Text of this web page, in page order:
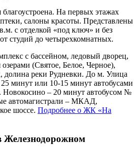
На первых этажах
салоны красоты. Представлены
с отделкой «под ключ» и без
студий до четырехкомнатных.
с бассейном, ледовый дворец,
(Святое, Белое, Черное),
долина реки Рудневки. До м. Улица
минут или 10-15 минут автобусами
– 20 минут автобусом №
автомагистрали – МКАД,
шоссе. Подробнее о ЖК «На
Железнодорожном